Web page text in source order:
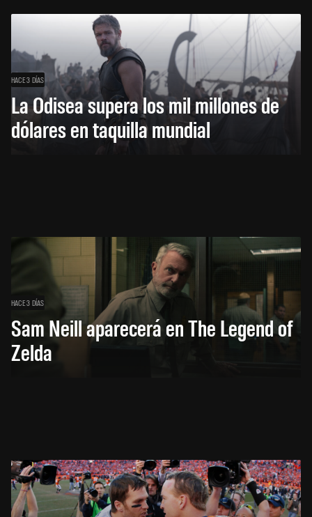
HACE 3 DÍAS
La Odisea supera los mil millones de
dólares en taquilla mundial
HACE 3 DÍAS
Sam Neill aparecerá en The Legend of
Zelda